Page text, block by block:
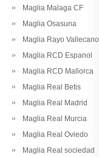
Maglia Malaga CF
Maglia Osasuna
Maglia Rayo Vallecano
Maglia RCD Espanol
Maglia RCD Mallorca
Maglia Real Betis
Maglia Real Madrid
Maglia Real Murcia
Maglia Real Oviedo
Maglia Real sociedad